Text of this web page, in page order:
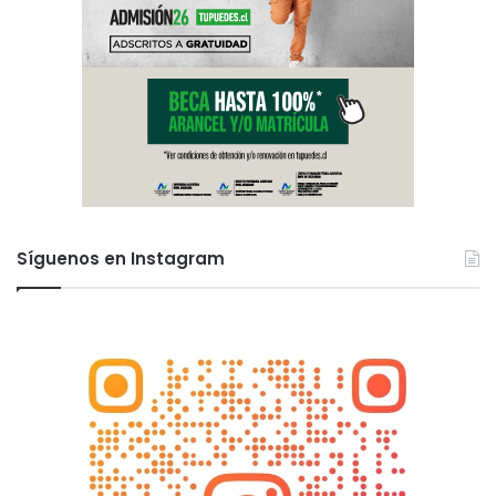
Síguenos en Instagram